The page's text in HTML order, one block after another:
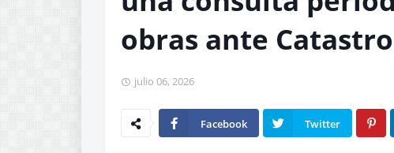
obras ante
julio 06, 2026
Facebook Twitter